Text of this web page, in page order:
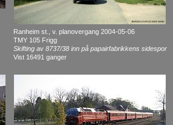
Ranheim st., v. planovergang 2004-05-06
TMY 105 Frigg
Skifting av 8737/38 inn på papairfabrikkens sidespor
Vist 16491 ganger